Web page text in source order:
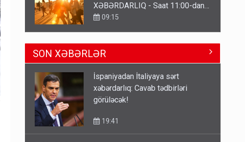
qaçdı
6 Avqust 14:14
Geri çağırılan səfir Abel
Məhərrəmovun oğludur - DOSYE
Media və Yayım Şurasına əlavə
13:24
SON XƏBƏRLƏR
İspaniyadan İtaliyaya sərt
xəbərdarlıq: Cavab tədbirləri
görüləcək!
19:41